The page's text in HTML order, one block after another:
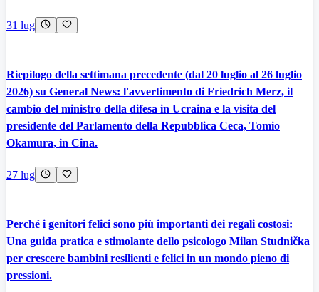
31 lug
Riepilogo della settimana precedente (dal 20 luglio al 26 luglio
2026) su General News: l'avvertimento di Friedrich Merz, il
cambio del ministro della difesa in Ucraina e la visita del
presidente del Parlamento della Repubblica Ceca, Tomio
Okamura, in Cina.
27 lug
Perché i genitori felici sono più importanti dei regali costosi:
Una guida pratica e stimolante dello psicologo Milan Studnička
per crescere bambini resilienti e felici in un mondo pieno di
pressioni.